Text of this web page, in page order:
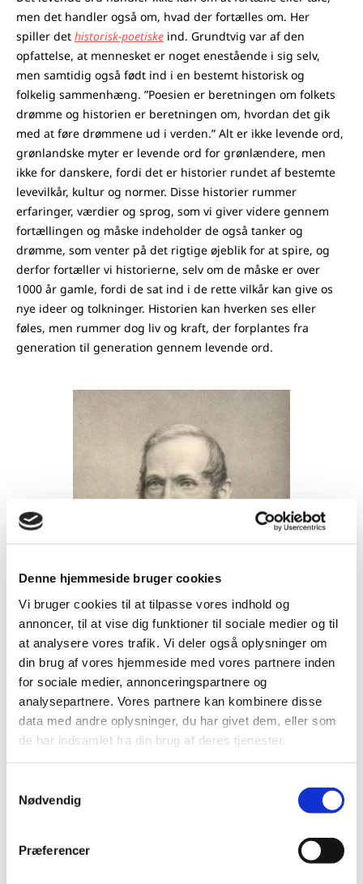
Denne hjemmeside bruger cookies
Vi bruger cookies til at tilpasse vores indhold og
annoncer, til at vise dig funktioner til sociale medier og til
at analysere vores trafik. Vi deler også oplysninger om
din brug af vores hjemmeside med vores partnere inden
for sociale medier, annonceringspartnere og
analysepartnere. Vores partnere kan kombinere disse
data med andre oplysninger, du har givet dem, eller som
de har indsamlet fra din brug af deres tjenester.
Nødvendig
Præferencer
men det handler også om, hvad der fortælles om. Her
spiller det historisk-poetiske ind. Grundtvig var af den
opfattelse, at mennesket er noget enestående i sig selv,
men samtidig også født ind i en bestemt historisk og
folkelig sammenhæng. ”Poesien er beretningen om folkets
drømme og historien er beretningen om, hvordan det gik
med at føre drømmene ud i verden.” Alt er ikke levende ord,
grønlandske myter er levende ord for grønlændere, men
ikke for danskere, fordi det er historier rundet af bestemte
levevilkår, kultur og normer. Disse historier rummer
erfaringer, værdier og sprog, som vi giver videre gennem
fortællingen og måske indeholder de også tanker og
drømme, som venter på det rigtige øjeblik for at spire, og
derfor fortæller vi historierne, selv om de måske er over
1000 år gamle, fordi de sat ind i de rette vilkår kan give os
nye ideer og tolkninger. Historien kan hverken ses eller
føles, men rummer dog liv og kraft, der forplantes fra
generation til generation gennem levende ord.
“Poesien er beretningen om folkets
drømme og historien er beretningen
drømmene ud i verden.